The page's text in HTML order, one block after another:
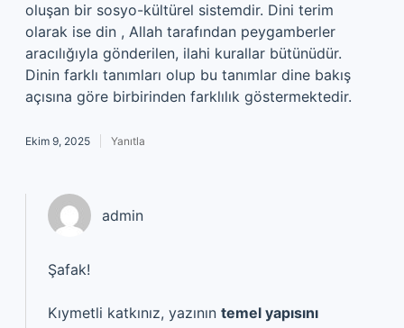
oluşan bir sosyo-kültürel sistemdir. Dini terim
olarak ise din , Allah tarafından peygamberler
aracılığıyla gönderilen, ilahi kurallar bütünüdür.
Dinin farklı tanımları olup bu tanımlar dine bakış
açısına göre birbirinden farklılık göstermektedir.
Ekim 9, 2025 Yanıtla
admin
Şafak!
Kıymetli katkınız, yazının temel yapısını